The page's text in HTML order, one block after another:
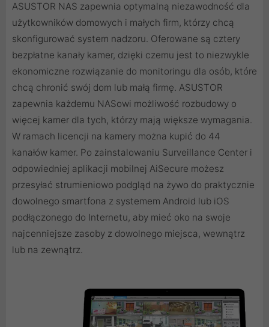
ASUSTOR NAS zapewnia optymalną niezawodność dla
użytkowników domowych i małych firm, którzy chcą
skonfigurować system nadzoru. Oferowane są cztery
bezpłatne kanały kamer, dzięki czemu jest to niezwykle
ekonomiczne rozwiązanie do monitoringu dla osób, które
chcą chronić swój dom lub małą firmę. ASUSTOR
zapewnia każdemu NASowi możliwość rozbudowy o
więcej kamer dla tych, którzy mają większe wymagania.
W ramach licencji na kamery można kupić do 44
kanałów kamer. Po zainstalowaniu Surveillance Center i
odpowiedniej aplikacji mobilnej AiSecure możesz
przesyłać strumieniowo podgląd na żywo do praktycznie
dowolnego smartfona z systemem Android lub iOS
podłączonego do Internetu, aby mieć oko na swoje
najcenniejsze zasoby z dowolnego miejsca, wewnątrz
lub na zewnątrz.